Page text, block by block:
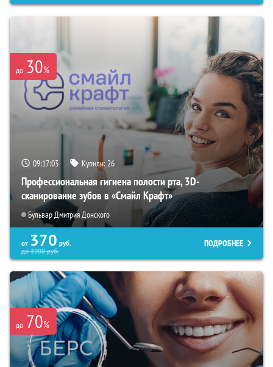
до 30%
09:17:02 Купили:26
Профессиональная гигиена полости рта, 3D-
сканирование зубов в «Смайл Крафт»
Бульвар Дмитрия Донского
от 370 руб.
до3900руб.
ПОДРОБНЕЕ
до 70%